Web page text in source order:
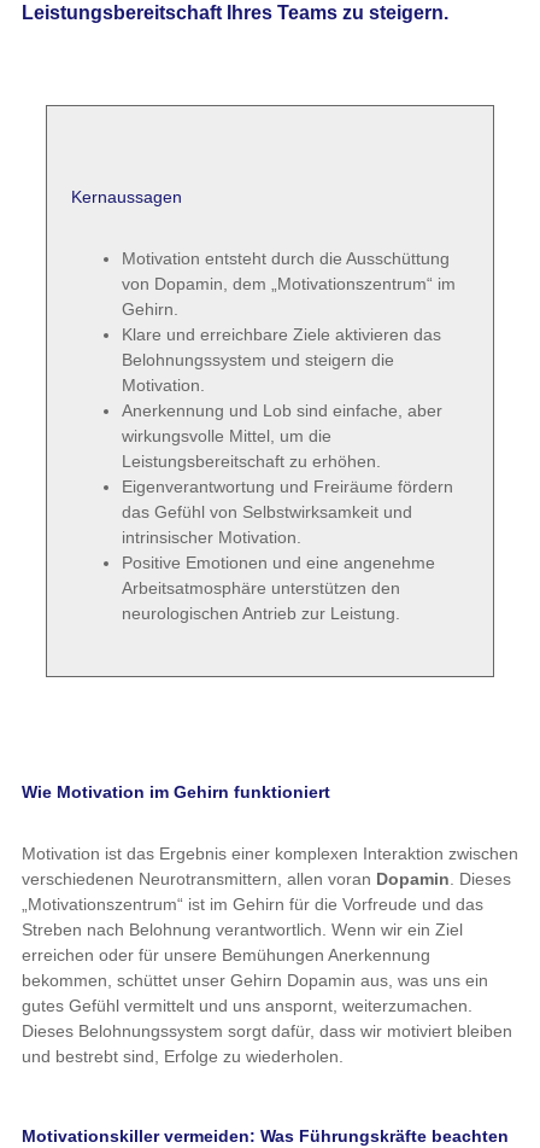
Leistungsbereitschaft Ihres Teams zu steigern.
Kernaussagen
Motivation entsteht durch die Ausschüttung
von Dopamin, dem „Motivationszentrum“ im
Gehirn.
Klare und erreichbare Ziele aktivieren das
Belohnungssystem und steigern die
Motivation.
Anerkennung und Lob sind einfache, aber
wirkungsvolle Mittel, um die
Leistungsbereitschaft zu erhöhen.
Eigenverantwortung und Freiräume fördern
das Gefühl von Selbstwirksamkeit und
intrinsischer Motivation.
Positive Emotionen und eine angenehme
Arbeitsatmosphäre unterstützen den
neurologischen Antrieb zur Leistung.
Wie Motivation im Gehirn funktioniert
Motivation ist das Ergebnis einer komplexen Interaktion zwischen
verschiedenen Neurotransmittern, allen voran Dopamin. Dieses
„Motivationszentrum“ ist im Gehirn für die Vorfreude und das
Streben nach Belohnung verantwortlich. Wenn wir ein Ziel
erreichen oder für unsere Bemühungen Anerkennung
bekommen, schüttet unser Gehirn Dopamin aus, was uns ein
gutes Gefühl vermittelt und uns anspornt, weiterzumachen.
Dieses Belohnungssystem sorgt dafür, dass wir motiviert bleiben
und bestrebt sind, Erfolge zu wiederholen.
Motivationskiller vermeiden: Was Führungskräfte beachten